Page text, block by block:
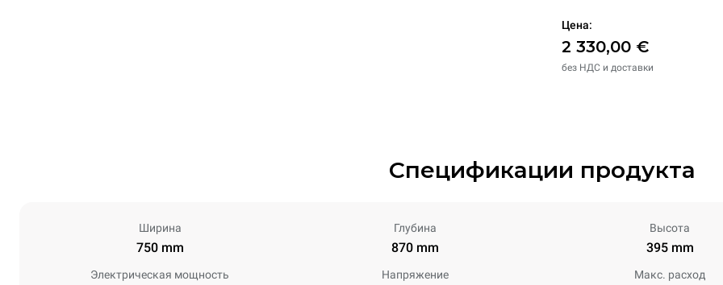
Цена:
2 330,00 €
без НДС и доставки
Спецификации продукта
Ширина
750 mm
Глубина
870 mm
Высота
395 mm
Электрическая мощность Напряжение Макс. расход